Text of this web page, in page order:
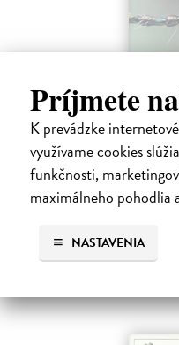
Príjmete
K prevádzke
využívame cookies
funkčnosti,
maximálneho pohodlia
NASTAVENIA
Bizarní hmyz
Nerudová Jana, kolektív
Bizarní hmyz vás zavede do
krásný – a často i
oslnivých barev i dokonalých
Predpredaj, vychádza
19,79 €